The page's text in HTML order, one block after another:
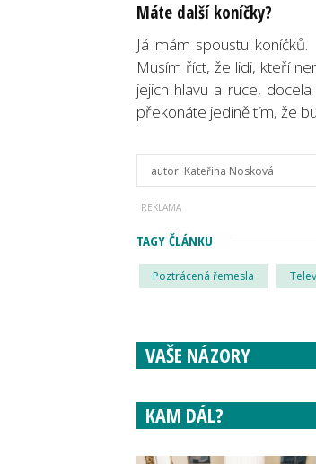
Máte další koníčky?
Já mám spoustu
Musím říct, že lidi, kteří
jejich hlavu a ruce,
překonáte jedině tím, že
autor: Kateřina Nosková
TAGY ČLÁNKU
Poztrácená řemesla
VAŠE NÁZORY
KAM DÁL?